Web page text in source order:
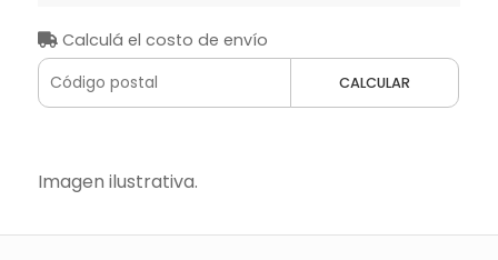
Calculá el costo de envío
CALCULAR
Imagen ilustrativa.